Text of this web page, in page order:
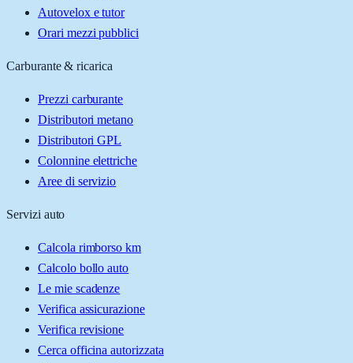
Autovelox e tutor
Orari mezzi pubblici
Carburante & ricarica
Prezzi carburante
Distributori metano
Distributori GPL
Colonnine elettriche
Aree di servizio
Servizi auto
Calcola rimborso km
Calcolo bollo auto
Le mie scadenze
Verifica assicurazione
Verifica revisione
Cerca officina autorizzata